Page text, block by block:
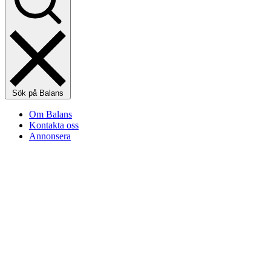
Sök på Balans
Om Balans
Kontakta oss
Annonsera